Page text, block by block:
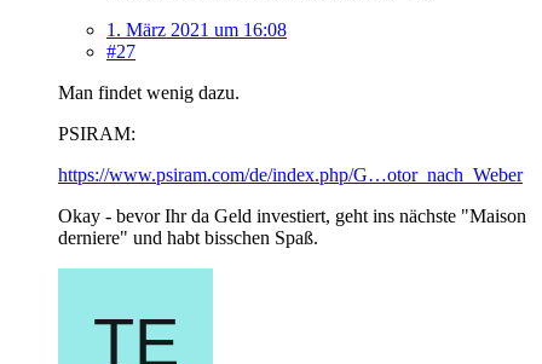
1. März 2021 um 16:08
#27
Man findet wenig dazu.
PSIRAM:
https://www.psiram.com/de/index.php/G…otor_nach_Weber
Okay - bevor Ihr da Geld investiert, geht ins nächste "Maison
derniere" und habt bisschen Spaß.